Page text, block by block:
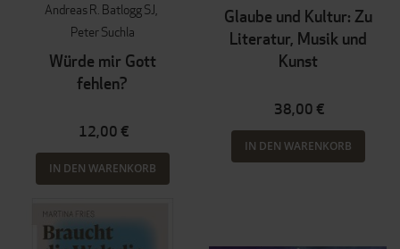
Andreas R. Batlogg SJ
Peter Suchla
Würde mir Gott
fehlen?
12,00 €
IN DEN WARENKORB
Glaube und Kultur: Zu
Literatur, Musik und
Kunst
38,00 €
IN DEN WARENKORB